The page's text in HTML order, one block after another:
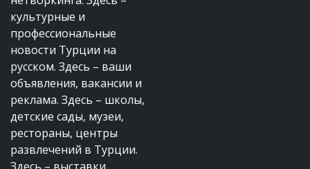
культурные и
профессиональные
новости Турции на
русском. Здесь – ваши
объявления, вакансии и
реклама. Здесь – школы,
детские сады, музеи,
рестораны, центры
развлечений в Турции.